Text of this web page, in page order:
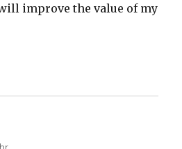
improve the value of my